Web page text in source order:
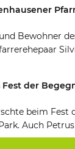
Bewohner
der
beim Fest
Auch